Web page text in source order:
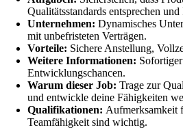
Qualitätsstandards entsprechen
Unternehmen: Dynamisches
mit unbefristeten Verträgen.
Vorteile: Sichere Anstellung,
Weitere Informationen:
Entwicklungschancen.
Warum dieser Job: Trage zur
und entwickle deine Fähigkeiten
Qualifikationen: Aufmerksamkeit
Teamfähigkeit sind wichtig.